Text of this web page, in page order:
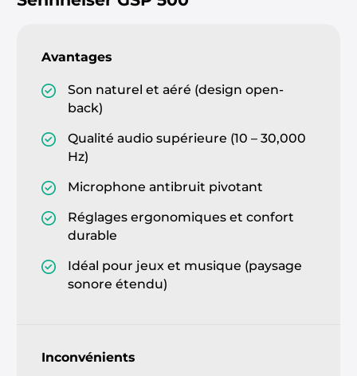
Avantages
Son naturel et aéré (design open-
back)
Qualité audio supérieure (10 – 30,000
Hz)
Microphone antibruit pivotant
Réglages ergonomiques et confort
durable
Idéal pour jeux et musique (paysage
sonore étendu)
Inconvénients